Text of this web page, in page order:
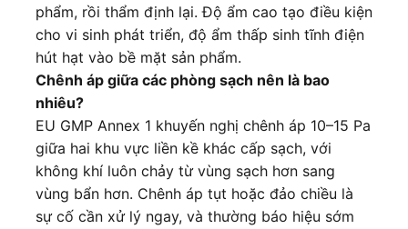
phẩm, rồi thẩm định lại. Độ ẩm cao tạo điều kiện
cho vi sinh phát triển, độ ẩm thấp sinh tĩnh điện
hút hạt vào bề mặt sản phẩm.
Chênh áp giữa các phòng sạch nên là bao
nhiêu?
EU GMP Annex 1 khuyến nghị chênh áp 10–15 Pa
giữa hai khu vực liền kề khác cấp sạch, với
không khí luôn chảy từ vùng sạch hơn sang
vùng bẩn hơn. Chênh áp tụt hoặc đảo chiều là
sự cố cần xử lý ngay, và thường báo hiệu sớm